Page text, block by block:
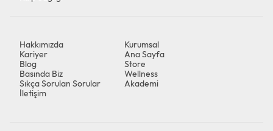
Hakkımızda
Kurumsal
Kariyer
Ana Sayfa
Blog
Store
Basında Biz
Wellness
Sıkça Sorulan Sorular
Akademi
İletişim